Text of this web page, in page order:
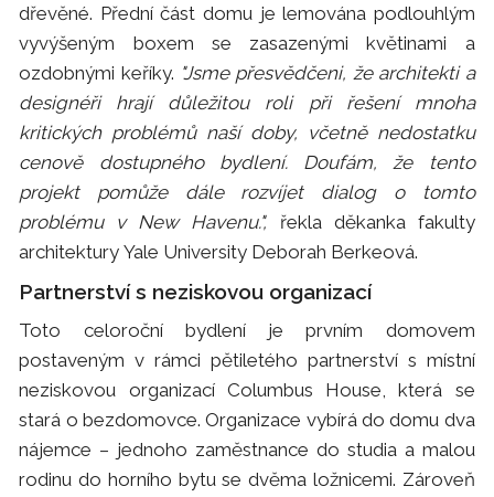
dřevěné. Přední část domu je lemována podlouhlým
vyvýšeným boxem se zasazenými květinami a
ozdobnými keříky. "Jsme přesvědčeni, že architekti a
designéři hrají důležitou roli při řešení mnoha
kritických problémů naší doby, včetně nedostatku
cenově dostupného bydlení. Doufám, že tento
projekt pomůže dále rozvíjet dialog o tomto
problému v New Havenu.", řekla děkanka fakulty
architektury Yale University Deborah Berkeová.
Partnerství s neziskovou organizací
Toto celoroční bydlení je prvním domovem
postaveným v rámci pětiletého partnerství s místní
neziskovou organizací Columbus House, která se
stará o bezdomovce. Organizace vybírá do domu dva
nájemce – jednoho zaměstnance do studia a malou
rodinu do horního bytu se dvěma ložnicemi. Zároveň